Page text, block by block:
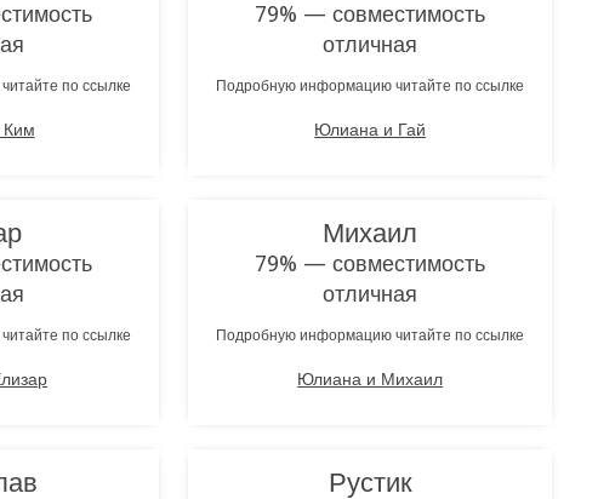
по ссылке
79% — совместимость
отличная
Подробную информацию читайте по ссылке
Юлиана и Гай
по ссылке
Михаил
79% — совместимость
отличная
Подробную информацию читайте по ссылке
Юлиана и Михаил
Рустик